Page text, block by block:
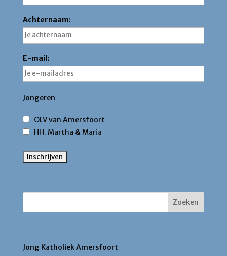
Achternaam:
E-mail:
Jongeren
OLV van Amersfoort
HH. Martha & Maria
Jong Katholiek Amersfoort